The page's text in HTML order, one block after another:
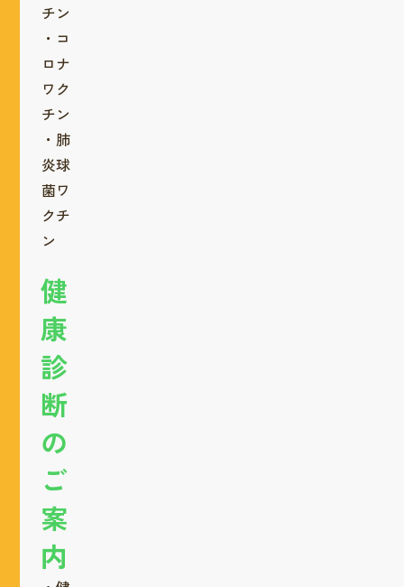
チン
・コ
ロナ
ワク
チン
・肺
炎球
菌ワ
クチ
ン
健
康
診
断
の
ご
案
内